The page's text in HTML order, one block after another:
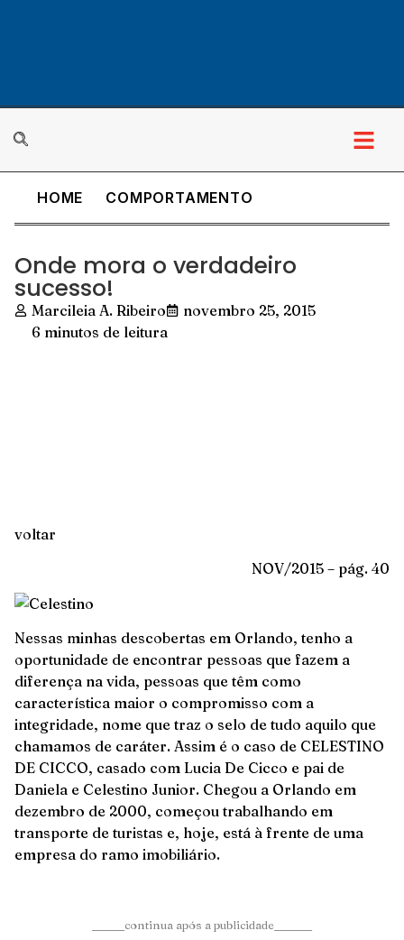
HOME COMPORTAMENTO
Onde mora o verdadeiro
sucesso!
Marcileia A. Ribeiro
novembro 25, 2015
6 minutos de leitura
voltar
NOV/2015 – pág. 40
Nessas minhas descobertas em Orlando, tenho a
oportunidade de encontrar pessoas que fazem a
diferença na vida, pessoas que têm como
característica maior o compromisso com a
integridade, nome que traz o selo de tudo aquilo que
chamamos de caráter. Assim é o caso de CELESTINO
DE CICCO, casado com Lucia De Cicco e pai de
Daniela e Celestino Junior. Chegou a Orlando em
dezembro de 2000, começou trabalhando em
transporte de turistas e, hoje, está à frente de uma
empresa do ramo imobiliário.
______continua após a publicidade_______